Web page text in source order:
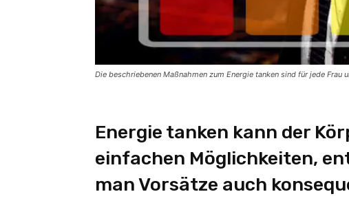
Die beschriebenen Maßnahmen zum Energie tanken sind für jede Frau
Energie tanken kann der
einfachen Möglichkeiten,
man Vorsätze auch